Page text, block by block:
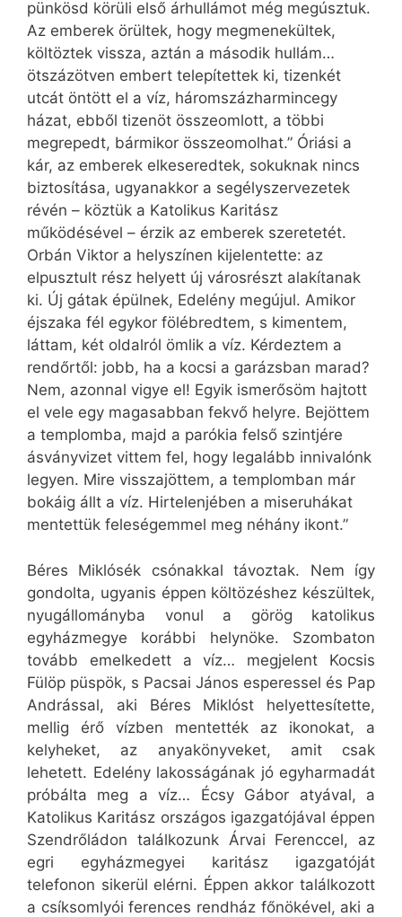
Béres Miklósék csónakkal távoztak. Nem így
gondolta, ugyanis éppen költözéshez készültek,
nyugállományba vonul a görög katolikus
egyházmegye korábbi helynöke. Szombaton
tovább emelkedett a víz… megjelent Kocsis
Fülöp püspök, s Pacsai János esperessel és Pap
Andrással, aki Béres Miklóst helyettesítette,
mellig érő vízben mentették az ikonokat, a
kelyheket, az anyakönyveket, amit csak
lehetett. Edelény lakosságának jó egyharmadát
próbálta meg a víz… Écsy Gábor atyával, a
Katolikus Karitász országos igazgatójával éppen
Szendrőládon találkozunk Árvai Ferenccel, az
egri egyházmegyei karitász igazgatóját
telefonon sikerül elérni. Éppen akkor találkozott
a csíksomlyói ferences rendház főnökével, aki a